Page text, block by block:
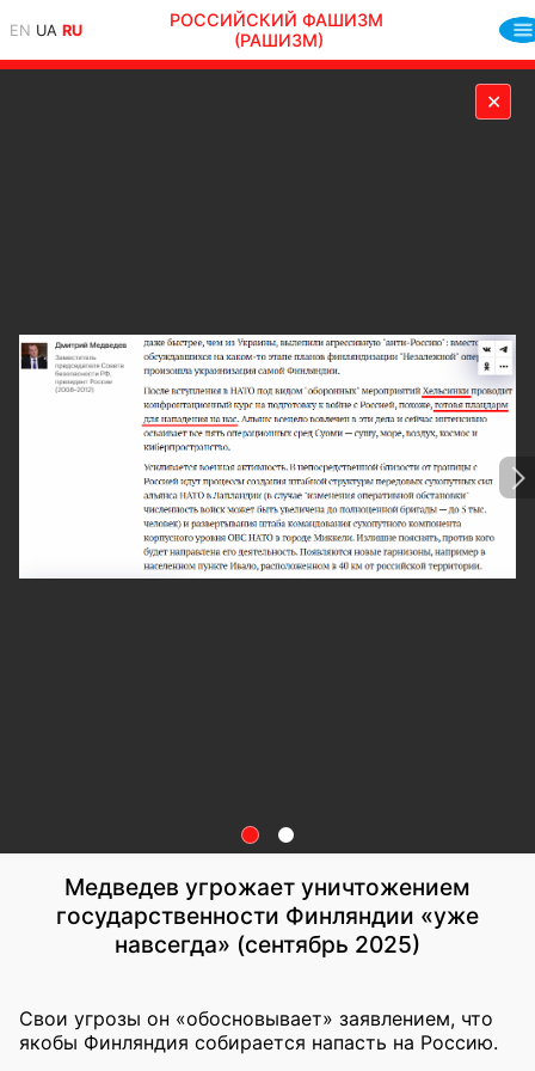
EN UA RU
РОССИЙСКИЙ ФАШИЗМ
(РАШИЗМ)
✕
Медведев угрожает уничтожением
государственности Финляндии «уже
навсегда» (сентябрь 2025)
Свои угрозы он «обосновывает» заявлением, что
якобы Финляндия собирается напасть на Россию.